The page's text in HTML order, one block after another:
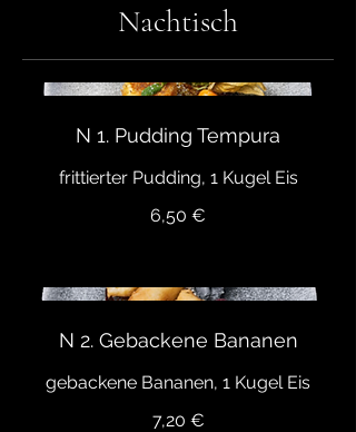
Nachtisch
N 1. Pudding Tempura
frittierter Pudding, 1 Kugel Eis
6,50 €
N 2. Gebackene Bananen
gebackene Bananen, 1 Kugel Eis
7,20 €